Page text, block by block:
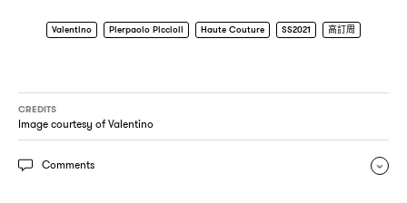
Valentino Pierpaolo Piccioli Haute Couture SS2021 高訂周
CREDITS
Image courtesy of Valentino
Comments